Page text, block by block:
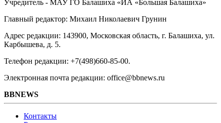
Учредитель - МАУ ГО Балашиха «ИА «Большая Балашиха»
Главный редактор: Михаил Николаевич Грунин
Адрес редакции: 143900, Московская область, г. Балашиха, ул.
Карбышева, д. 5.
Телефон редакции: +7(498)660-85-00.
Электронная почта редакции: office@bbnews.ru
BBNEWS
Контакты